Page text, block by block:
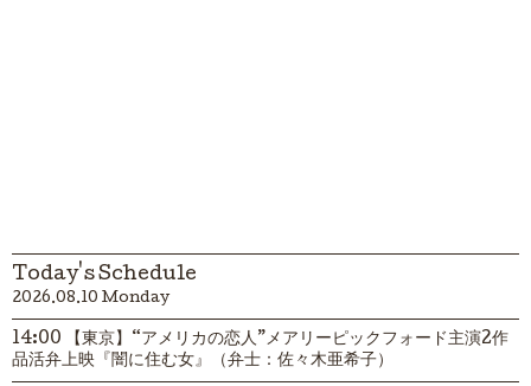
Today's Schedule
2026.08.10 Monday
14:00 【東京】“アメリカの恋人”メアリーピックフォード主演2作
品活弁上映『闇に住む女』（弁士：佐々木亜希子）